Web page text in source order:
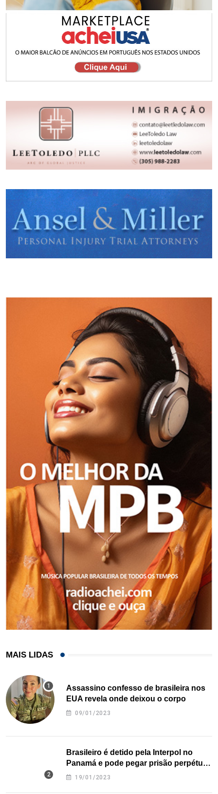
MAIS LIDAS
Assassino confesso de brasileira nos
EUA revela onde deixou o corpo
09/01/2023
Brasileiro é detido pela Interpol no
Panamá e pode pegar prisão perpétua
nos EUA
19/01/2023